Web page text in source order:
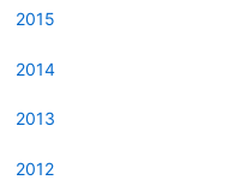
2015
2014
2013
2012